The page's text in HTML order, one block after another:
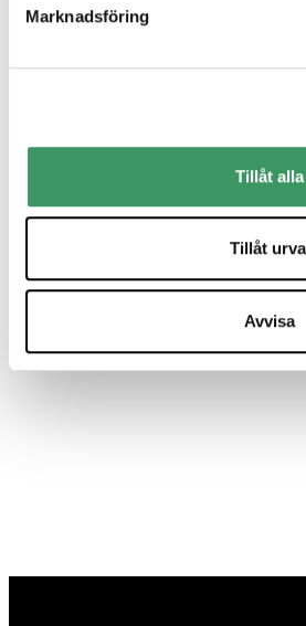
Marknadsföring
Tillåt alla
Tillåt
Avvisa
instrument är förknippade med
själv för risken med dina
grund av fel eller brister i den
utomstående personer, delas inte
Innehållet i nyhetsnotisen är
tillstånd.